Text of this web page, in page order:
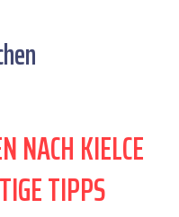
NACH KIELCE
TIPPS